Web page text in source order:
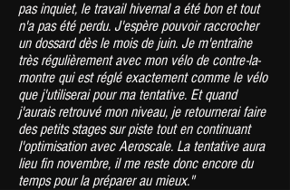
pas inquiet, le travail hivernal a été bon et tout
n'a pas été perdu. J'espère pouvoir raccrocher
un dossard dès le mois de juin. Je m'entraîne
très régulièrement avec mon vélo de contre-la-
montre qui est réglé exactement comme le vélo
que j'utiliserai pour ma tentative. Et quand
j'aurais retrouvé mon niveau, je retournerai faire
des petits stages sur piste tout en continuant
l'optimisation avec Aeroscale. La tentative aura
lieu fin novembre, il me reste donc encore du
temps pour la préparer au mieux."